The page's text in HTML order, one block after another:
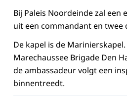
Bij Paleis Noordeinde zal
uit een commandant en
De kapel is de
Marechaussee Brigade Den
de ambassadeur volgt een
binnentreedt.